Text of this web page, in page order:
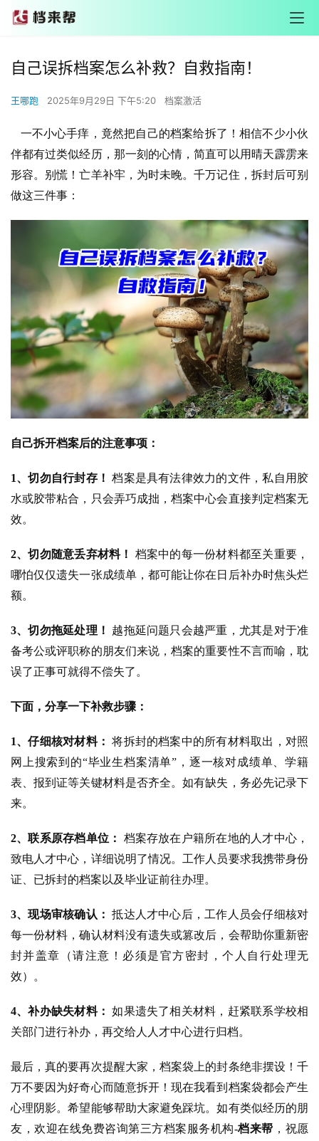
自己误拆档案怎么补救？自救指南！
王哪跑 2025年9月29日 下午5:20 档案激活
一不小心手痒，竟然把自己的档案给拆了！相信不少小伙
伴都有过类似经历，那一刻的心情，简直可以用晴天霹雳来
形容。别慌！亡羊补牢，为时未晚。千万记住，拆封后可别
做这三件事：
自己拆开档案后的注意事项：
1、切勿自行封存！ 档案是具有法律效力的文件，私自用胶
水或胶带粘合，只会弄巧成拙，档案中心会直接判定档案无
效。
2、切勿随意丢弃材料！
档案中的每一份材料都至关重要，
哪怕仅仅遗失一张成绩单，都可能让你在日后补办时焦头烂
额。
3、切勿拖延处理！
越拖延问题只会越严重，尤其是对于准
备考公或评职称的朋友们来说，档案的重要性不言而喻，耽
误了正事可就得不偿失了。
下面，分享一下补救步骤：
1、仔细核对材料： 将拆封的档案中的所有材料取出，对照
网上搜索到的“毕业生档案清单”，逐一核对成绩单、学籍
表、报到证等关键材料是否齐全。如有缺失，务必先记录下
来。
2、联系原存档单位：
档案存放在户籍所在地的人才中心，
致电人才中心，详细说明了情况。工作人员要求我携带身份
证、已拆封的档案以及毕业证前往办理。
3、现场审核确认： 抵达人才中心后，工作人员会仔细核对
每一份材料，确认材料没有遗失或篡改后，会帮助你重新密
封并盖章（请注意！必须是官方密封，个人自行处理无
效）。
4、补办缺失材料： 如果遗失了相关材料，赶紧联系学校相
关部门进行补办，再交给人人才中心进行归档。
最后，真的要再次提醒大家，档案袋上的封条绝非摆设！千
万不要因为好奇心而随意拆开！现在我看到档案袋都会产生
心理阴影。希望能够帮助大家避免踩坑。如有类似经历的朋
友，欢迎在线免费咨询第三方档案服务机构-档来帮 ，祝愿